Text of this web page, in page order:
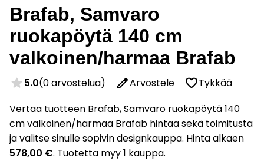
Brafab, Samvaro
ruokapöytä 140 cm
valkoinen/harmaa Brafab
5.0(0 arvostelua) Arvostele
Tykkää
Vertaa tuotteen Brafab, Samvaro ruokapöytä 140
cm valkoinen/harmaa Brafab hintaa sekä toimitusta
ja valitse sinulle sopivin designkauppa. Hinta alkaen
578,00 €. Tuotetta myy 1 kauppa.